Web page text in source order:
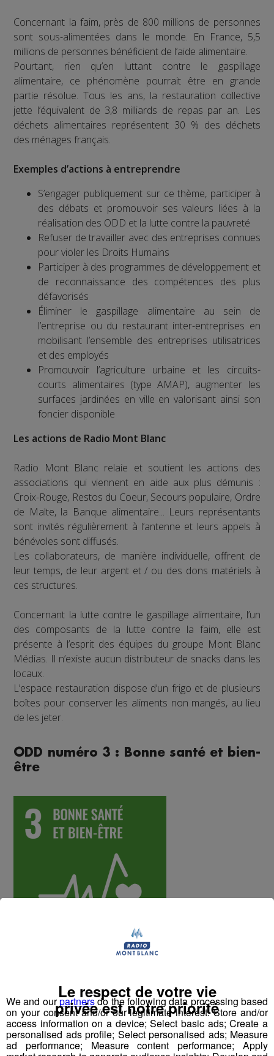
Concernant la faim, près de 800 millions de personnes
sont sous-alimentées dans le monde. En France, 5,5
millions de personnes bénéficient de l’aide alimentaire.
Pourtant, rien qu’en luttant contre le gaspillage
alimentaire, ce phénomène pourrait être en grande
partie résolue. Tous les ans, la restauration collective
jette l’équivalent de 3,8 milliards de repas par an. Les
déchets alimentaires représentent 30 % des déchets
des ménages français.
Exemples d’actions à entreprendre
S’engager publiquement sur ce thème, participer à
des débats et promouvoir ses valeurs liées à la
réalisation des ODD et la lutte contre la pauvreté
Refuser de travailler avec des entreprises connues
pour violer les Droits Humains
Participer à des programmes de développement et
de reconnaissance des compétences des plus
défavorisés
Éliminer le gaspillage alimentaire au sein de
l’entreprise ou du restaurant inter-entreprises en
mobilisant l’ensemble des entreprises utilisatrices
et des employés
Promouvoir l’agriculture urbaine et les circuits-
courts alimentaires (type AMAP), augmenter les
surfaces jardinées en ville en valorisant ainsi son
foncier disponible
Les actions de Radio Mont Blanc
Radio Mont Blanc relaie et soutient les actions des
associations qui viennent en aide aux plus démunis :
Croix-Rouge, Restos du Coeur, Secours populaire, Ordre
de Malte, la Banque alimentaire... Leurs représentants
sont invités régulièrement à l’antenne et leurs appels à
bénévoles sont diffusés.
Les collaborateurs, de manière individuelle, offrent de
leur temps, de leur argent et / ou des dons matériels à
ces structures.
Concernant la lutte contre le gaspillage alimentaire, l’un
des composants de la lutte contre la faim, elle est
présente à l’esprit des équipes du groupe Mont Blanc
Médias. Il n’existe aucun distributeur de snacks dans les
locaux.
L’espace restauration dispose d’un frigo et de plusieurs
boîtes pour conserver les aliments non mangés, au lieu
de les jeter.
ODD numéro 3 : Bonne santé et bien-
être
Selon l’Organisation internationale du Travail et
l’Organisation mondiale de la Santé, les accidents de
travail et les maladies professionnelles tuent chaque
année plus de 2,3 millions de personnes et a un coût
We and ourpartnersdo the following data processing based
on your consent and/or our legitimate interest: Store and/or
access information on a device; Select basic ads; Create a
personalised ads profile; Select personalised ads; Measure
ad performance; Measure content performance; Apply
Le respect de votre vie
privée est notre priorité